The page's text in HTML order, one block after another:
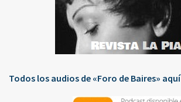
Todos los audios de «Foro de Baires» aquí